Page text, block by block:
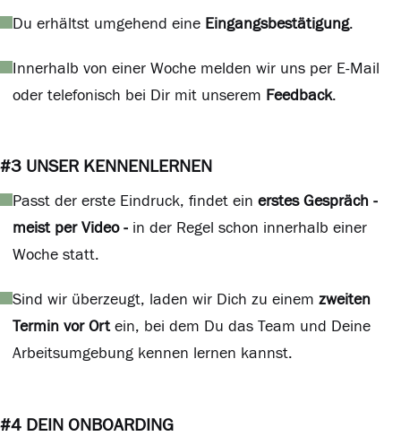
Du erhältst umgehend eine Eingangsbestätigung.
Innerhalb von einer Woche melden wir uns per E-Mail
oder telefonisch bei Dir mit unserem Feedback.
#3 UNSER KENNENLERNEN
Passt der erste Eindruck, findet ein erstes Gespräch -
meist per Video - in der Regel schon innerhalb einer
Woche statt.
Sind wir überzeugt, laden wir Dich zu einem zweiten
Termin vor Ortein, bei dem Du das Team und Deine
Arbeitsumgebung kennen lernen kannst.
#4 DEIN ONBOARDING